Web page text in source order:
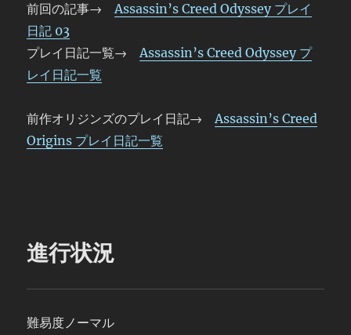
前回の記事→Assassin’s Creed Odyssey プレイ
日記 03
プレイ日記一覧→Assassin’s Creed Odyssey プ
レイ日記一覧
前作オリジンズのプレイ日記→Assassin’s Creed
Origins プレイ日記一覧
進行状況
難易度ノーマル